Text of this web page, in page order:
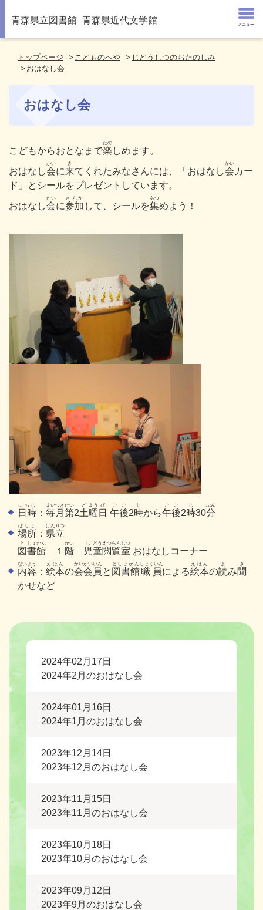
青森県立図書館 青森県近代文学館 メニュー
トップページ こどものへや
じどうしつのおたのしみ
おはなし会
おはなし会
こどもからおとなまで楽
たの
しめます。
おはなし会
かい
に来
き
てくれたみなさんには、「おはなし会
かい
カー
ド」とシールをプレゼントしています。
おはなし会
かい
に参加
さんか
して、シールを集
あつ
めよう！
日時
にちじ
： 毎月
まいつき
第
だい
2土
ど
曜
よう
日
び
午後
ごご
2時
じ
から午後
ごご
2時
じ
30分
ぷん
場所
ばしょ
： 県立
けんりつ
図
と
書
しょ
館
かん
１ 階
かい
児
じ
童
どう
閲覧室
えつらんしつ
おはなしコーナー
内容
ないよう
： 絵本
えほん
の会
かい
会員
かいいん
と 図書館
としょかん
職員
しょくいん
による絵本
えほん
の読
よ
み聞
き
かせなど
2024年02月17日
2024年2月のおはなし会
2024年01月16日
2024年1月のおはなし会
2023年12月14日
2023年12月のおはなし会
2023年11月15日
2023年11月のおはなし会
2023年10月18日
2023年10月のおはなし会
2023年09月12日
2023年9月のおはなし会